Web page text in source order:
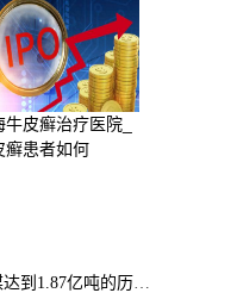
牛皮癣治疗医院_
癣患者如何
亿吨的历史新高